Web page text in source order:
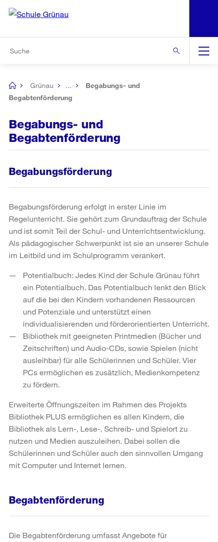
Navigation
[no
title]
Grünau ...
Begabungs- und
Begabtenförderung
Begabungs- und
Begabtenförderung
Begabungsförderung
Begabungsförderung erfolgt in erster Linie im
Regelunterricht. Sie gehört zum Grundauftrag der Schule
und ist somit Teil der Schul- und Unterrichtsentwicklung.
Als pädagogischer Schwerpunkt ist sie an unserer Schule
im Leitbild und im Schulprogramm verankert.
Potentialbuch: Jedes Kind der Schule Grünau führt
ein Potentialbuch. Das Potentialbuch lenkt den Blick
auf die bei den Kindern vorhandenen Ressourcen
und Potenziale und unterstützt einen
individualisierenden und förderorientierten Unterricht.
Bibliothek mit geeigneten Printmedien (Bücher und
Zeitschriften) und Audio-CDs, sowie Spielen (nicht
ausleihbar) für alle Schülerinnen und Schüler. Vier
PCs ermöglichen es zusätzlich, Medienkompetenz
zu fördern.
Erweiterte Öffnungszeiten im Rahmen des Projekts
Bibliothek PLUS ermöglichen es allen Kindern, die
Bibliothek als Lern-, Lese-, Schreib- und Spielort zu
nutzen und Medien auszuleihen. Dabei sollen die
Schülerinnen und Schüler auch den sinnvollen Umgang
mit Computer und Internet lernen.
Begabtenförderung
Die Begabtenförderung umfasst Angebote für